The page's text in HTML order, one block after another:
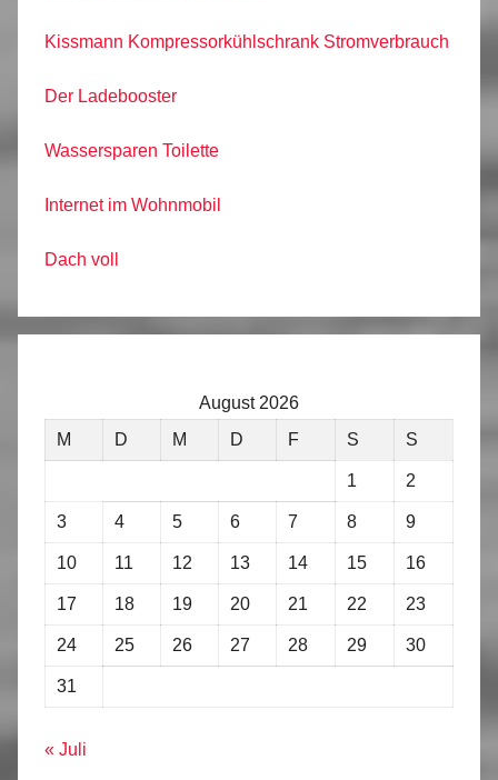
Kissmann Kompressorkühlschrank Stromverbrauch
Der Ladebooster
Wassersparen Toilette
Internet im Wohnmobil
Dach voll
August 2026
M
D M D F S S
1 2
3 4 5 6 7 8 9
10 11 12 13 14 15 16
17 18 19 20 21 22 23
24 25 26 27 28 29 30
31
« Juli